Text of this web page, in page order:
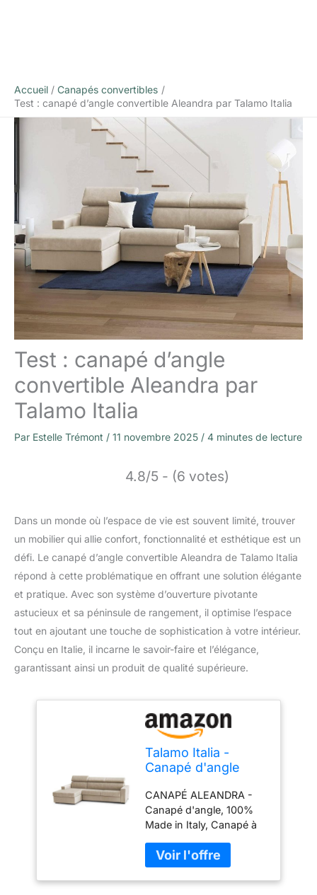
Accueil
Canapés convertibles
Test : canapé d’angle convertible Aleandra par Talamo Italia
Test : canapé d’angle
convertible Aleandra par
Talamo Italia
Par Estelle Trémont / 11 novembre 2025 / 4 minutes de lecture
4.8/5 - (6 votes)
Dans un monde où l’espace de vie est souvent limité, trouver
un mobilier qui allie confort, fonctionnalité et esthétique est un
défi. Le canapé d’angle convertible Aleandra de Talamo Italia
répond à cette problématique en offrant une solution élégante
et pratique. Avec son système d’ouverture pivotante
astucieux et sa péninsule de rangement, il optimise l’espace
tout en ajoutant une touche de sophistication à votre intérieur.
Conçu en Italie, il incarne le savoir-faire et l’élégance,
garantissant ainsi un produit de qualité supérieure.
Talamo Italia -
Canapé d'angle
Aleandra, Canapé à
ouverture
pivotante,
Péninsule de
rangement gauche,
Accoudoirs fins,
100% Made in Italy,
CANAPÉ ALEANDRA -
Canapé d'angle, 100%
Made in Italy, Canapé à
avec conteneur
péninsule gauche, avec
accoudoirs minces, Cm